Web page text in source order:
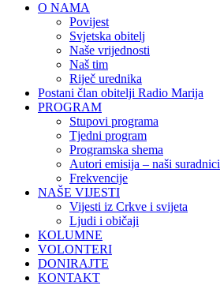
O NAMA
Povijest
Svjetska obitelj
Naše vrijednosti
Naš tim
Riječ urednika
Postani član obitelji Radio Marija
PROGRAM
Stupovi programa
Tjedni program
Programska shema
Autori emisija – naši suradnici
Frekvencije
NAŠE VIJESTI
Vijesti iz Crkve i svijeta
Ljudi i običaji
KOLUMNE
VOLONTERI
DONIRAJTE
KONTAKT